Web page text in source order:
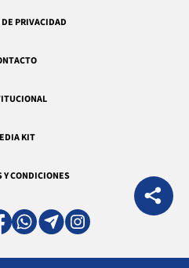
PRIVACIDAD
KIT
Y CONDICIONES